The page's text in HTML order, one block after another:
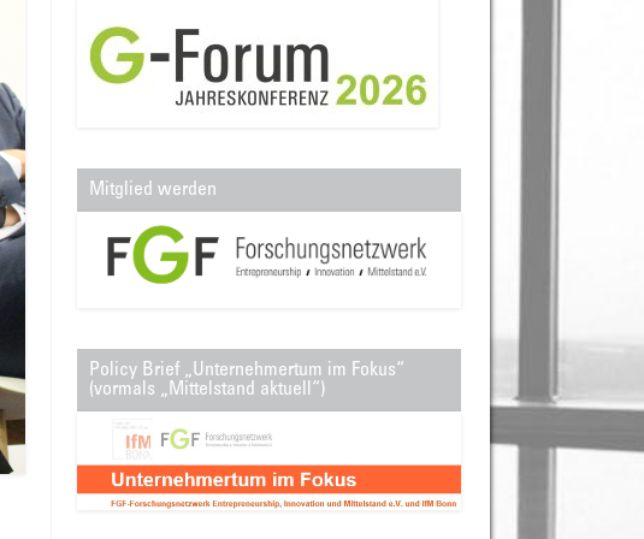
Mitglied werden
Policy Brief „Unternehmertum im Fokus“
(vormals „Mittelstand aktuell“)